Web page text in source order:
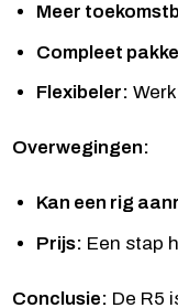
Meer
Compleet
Flexibeler:
Overwegingen:
Kan een rig
Prijs: Een stap
Conclusie: De R5